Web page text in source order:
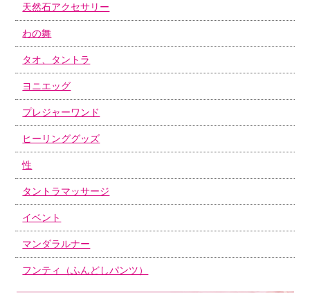
天然石アクセサリー
わの舞
タオ、タントラ
ヨニエッグ
プレジャーワンド
ヒーリンググッズ
性
タントラマッサージ
イベント
マンダラルナー
フンティ（ふんどしパンツ）